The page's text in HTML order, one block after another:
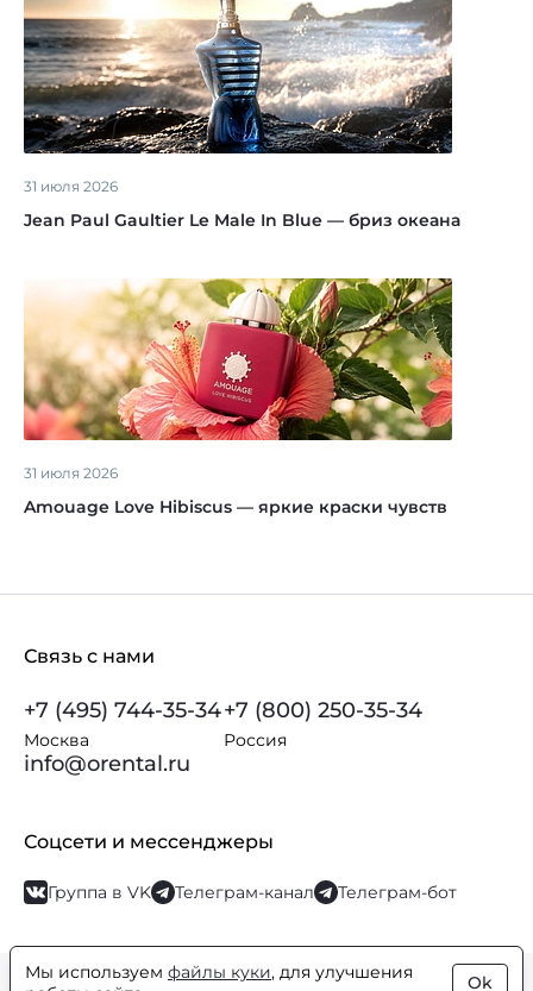
31 июля 2026
Jean Paul Gaultier Le Male In Blue — бриз океана
31 июля 2026
Amouage Love Hibiscus — яркие краски чувств
Связь с нами
+7 (495) 744-35-34
Москва
+7 (800) 250-35-34
Россия
info@orental.ru
Соцсети и мессенджеры
Группа в VK Телеграм-канал Телеграм-бот
© Orental.ru 2007–2026Интернет-магазин парфюмерии и
Мы используем файлы куки, для улучшения
Ok